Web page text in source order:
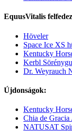
EquusVitalis
Höveler
Space Ice XS
Kentucky
Kerbl
Dr. Weyrauch
Újdonságok:
Kentucky
Chia de
NATUSAT